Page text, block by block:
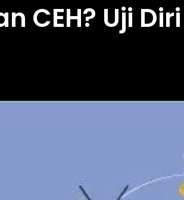
Uji Diri